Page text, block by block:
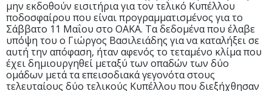
μην εκδοθούν εισιτήρια για τον τελικό Κυπέλλου
ποδοσφαίρου που είναι προγραμματισμένος για το
Σάββατο 11 Μαΐου στο ΟΑΚΑ. Τα δεδομένα που έλαβε
υπόψη του ο Γιώργος Βασιλειάδης για να καταλήξει σε
αυτή την απόφαση, ήταν αφενός το τεταμένο κλίμα που
έχει δημιουργηθεί μεταξύ των οπαδών των δύο
ομάδων μετά τα επεισοδιακά γεγονότα στους
τελευταίους δύο τελικούς Κυπέλλου που διεξήχθησαν